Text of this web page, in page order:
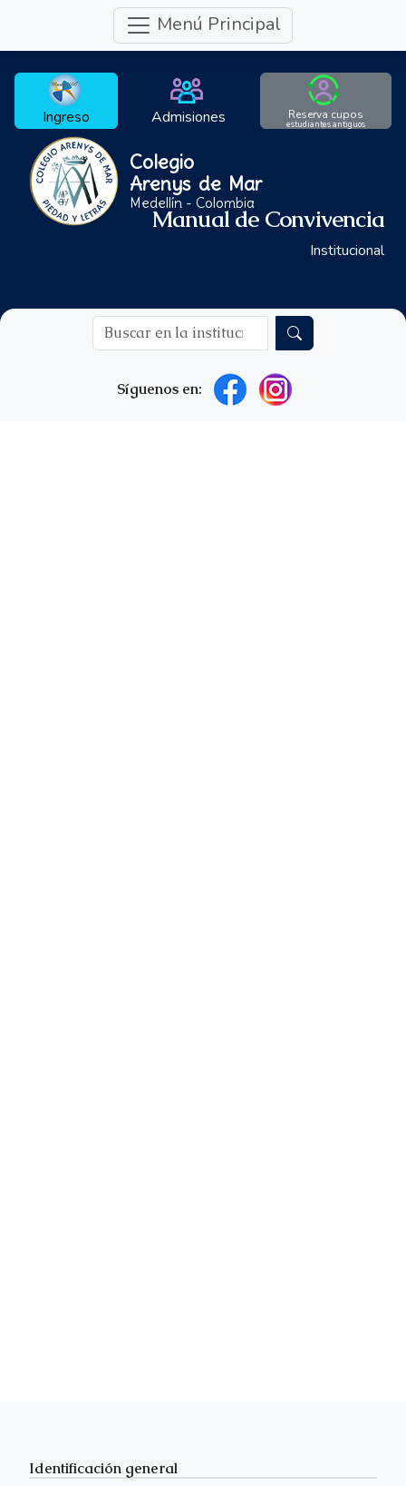
Menú Principal
Ingreso Admisiones Reserva cupos
estudiantes antiguos
Colegio
Arenys de Mar
Medellín - Colombia
Manual de Convivencia
Institucional
Síguenos en:
Identificación general